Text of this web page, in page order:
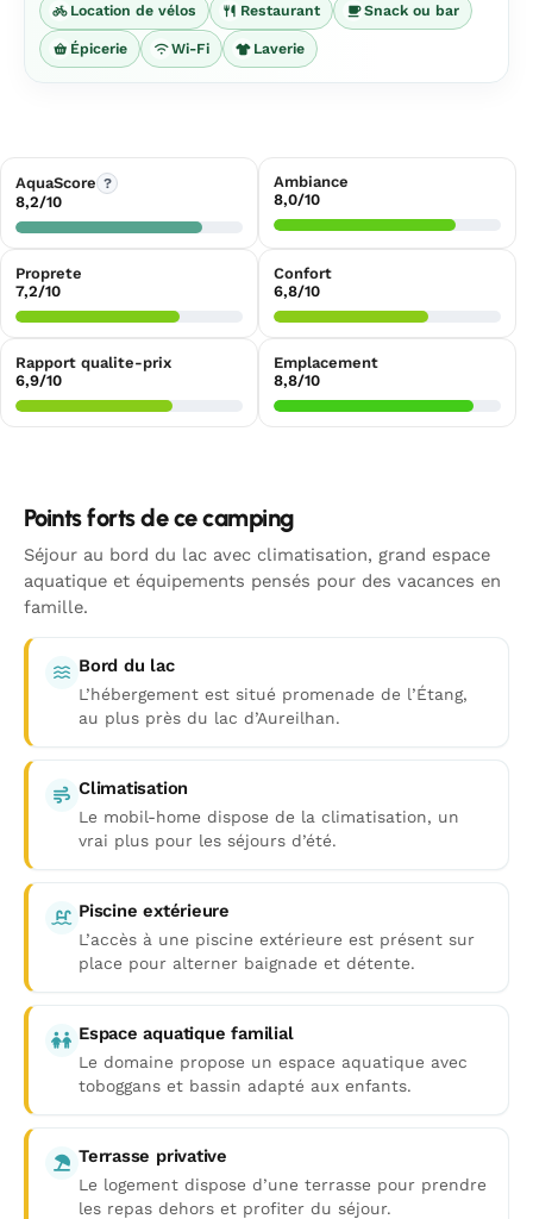
Location de vélos Restaurant Snack ou bar
Épicerie Wi-Fi Laverie
AquaScore ?
8,2/10
Ambiance
8,0/10
Proprete
7,2/10
Confort
6,8/10
Rapport qualite-prix
6,9/10
Emplacement
8,8/10
Points forts de ce camping
Séjour au bord du lac avec climatisation, grand espace
aquatique et équipements pensés pour des vacances en
famille.
Bord du lac
L’hébergement est situé promenade de l’Étang,
au plus près du lac d’Aureilhan.
Climatisation
Le mobil-home dispose de la climatisation, un
vrai plus pour les séjours d’été.
Piscine extérieure
L’accès à une piscine extérieure est présent sur
place pour alterner baignade et détente.
Espace aquatique familial
Le domaine propose un espace aquatique avec
toboggans et bassin adapté aux enfants.
Terrasse privative
Le logement dispose d’une terrasse pour prendre
les repas dehors et profiter du séjour.